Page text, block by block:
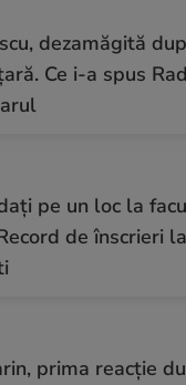
dezamăgită
Ce i-a spus
pe un loc la
de înscrieri
prima reacție